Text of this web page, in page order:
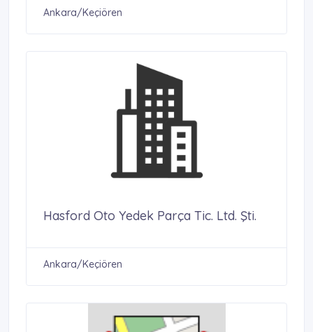
Ankara/Keçiören
Hasford Oto Yedek Parça Tic. Ltd. Şti.
Ankara/Keçiören